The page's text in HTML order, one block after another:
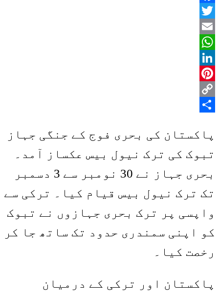
Facebook
Twitter
Email
WhatsApp
LinkedIn
Pinterest
Copy
پاکستان کی بحری فوج کے جنگی جہاز
تبوک کی ترک نیول بیس عکساز آمد۔
بحری جہاز نے 30 نومبر سے 3 دسمبر
تک ترک نیول بیس قیام کیا۔ ترکی سے
واپسی پر ترک بحری جہازوں نے تبوک
کو اپنی سمندری حدود تک ساتھ جا کر
رخصت کیا۔
پاکستان اور ترکی کے درمیان